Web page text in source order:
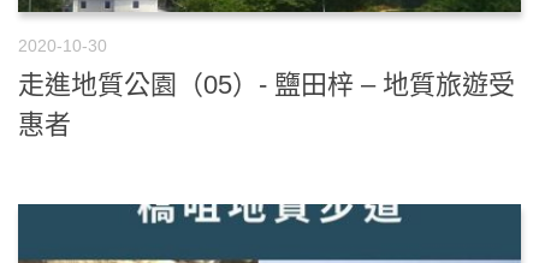
2020-10-30
走進地質公園（05）- 鹽田梓 – 地質旅遊受
惠者